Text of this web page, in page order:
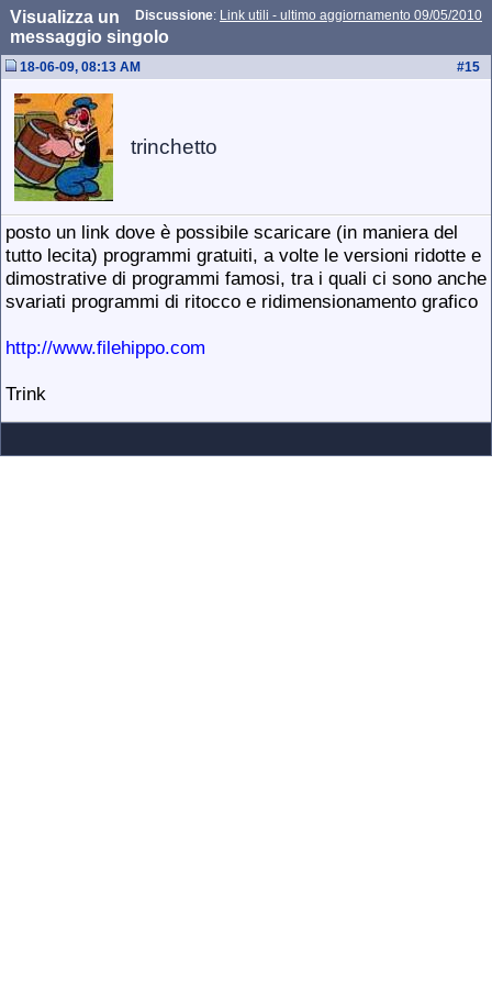
Discussione: Link utili - ultimo aggiornamento 09/05/2010
Visualizza un
messaggio singolo
#15
18-06-09, 08:13 AM
trinchetto
posto un link dove è possibile scaricare (in maniera del
tutto lecita) programmi gratuiti, a volte le versioni ridotte e
dimostrative di programmi famosi, tra i quali ci sono anche
svariati programmi di ritocco e ridimensionamento grafico
http://www.filehippo.com
Trink